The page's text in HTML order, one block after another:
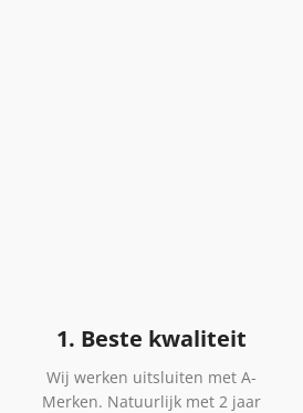
1. Beste kwaliteit
Wij werken uitsluiten met A-
Merken. Natuurlijk met 2 jaar